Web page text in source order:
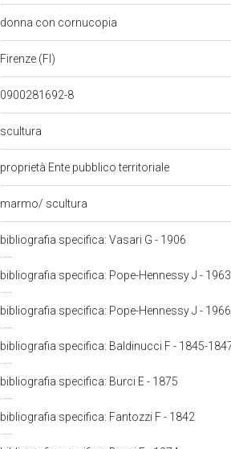
donna con cornucopia
Firenze (FI)
0900281692-8
scultura
proprietà Ente pubblico territoriale
marmo/ scultura
bibliografia specifica: Vasari G - 1906
bibliografia specifica: Pope-Hennessy J - 1963
bibliografia specifica: Pope-Hennessy J - 1966
bibliografia specifica: Baldinucci F - 1845-
bibliografia specifica: Burci E - 1875
bibliografia specifica: Fantozzi F - 1842